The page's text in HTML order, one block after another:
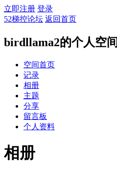
立即注册 登录
52梯控论坛 返回首页
birdllama2的个人空间
空间首页
记录
相册
主题
分享
留言板
个人资料
相册